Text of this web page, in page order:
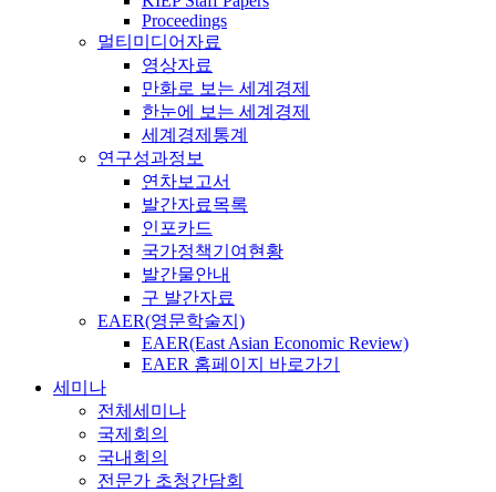
Proceedings
멀티미디어자료
영상자료
만화로 보는 세계경제
한눈에 보는 세계경제
세계경제통계
연구성과정보
연차보고서
발간자료목록
인포카드
국가정책기여현황
발간물안내
구 발간자료
EAER(영문학술지)
EAER(East Asian Economic Review)
EAER 홈페이지 바로가기
세미나
전체세미나
국제회의
국내회의
전문가 초청간담회